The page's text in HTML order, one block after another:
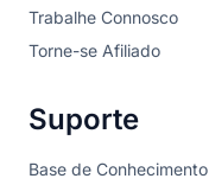
Trabalhe Connosco
Torne-se Afiliado
Suporte
Base de Conhecimento